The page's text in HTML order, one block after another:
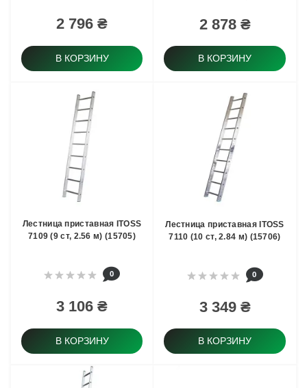
2 796 ₴
В КОРЗИНУ
2 878 ₴
В КОРЗИНУ
Лестница приставная ITOSS
7109 (9 ст, 2.56 м) (15705)
0
3 106 ₴
В КОРЗИНУ
Лестница приставная ITOSS
7110 (10 ст, 2.84 м) (15706)
0
3 349 ₴
В КОРЗИНУ